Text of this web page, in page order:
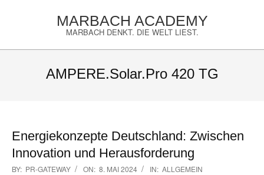
MARBACH ACADEMY
MARBACH DENKT. DIE WELT LIEST.
AMPERE.Solar.Pro 420 TG
Energiekonzepte Deutschland: Zwischen
Innovation und Herausforderung
2024-
BY: PR-GATEWAY ON: 8. MAI 2024 IN: ALLGEMEIN